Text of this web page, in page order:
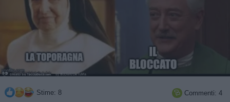
Stime: 8  Commenti: 4